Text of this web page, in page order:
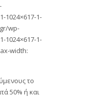
1024×617-1-
wp-
1024×617-1-
width:
το
50% ή και